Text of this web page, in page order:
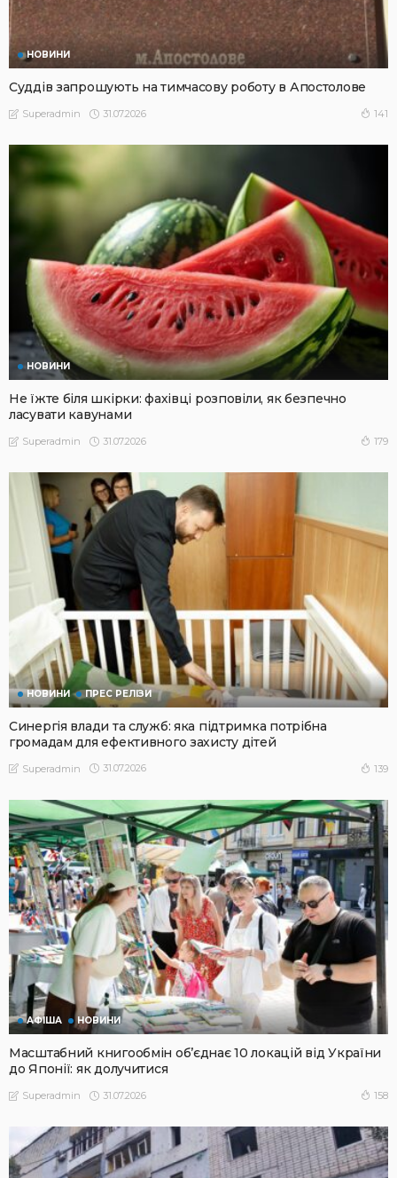
НОВИНИ
Суддів запрошують на тимчасову роботу в Апостолове
Superadmin 31.07.2026 141
НОВИНИ
Не їжте біля шкірки: фахівці розповіли, як безпечно
ласувати кавунами
Superadmin 31.07.2026 179
НОВИНИ ПРЕС РЕЛІЗИ
Синергія влади та служб: яка підтримка потрібна
громадам для ефективного захисту дітей
Superadmin 31.07.2026 139
АФІША НОВИНИ
Масштабний книгообмін об’єднає 10 локацій від України
до Японії: як долучитися
Superadmin 31.07.2026 158